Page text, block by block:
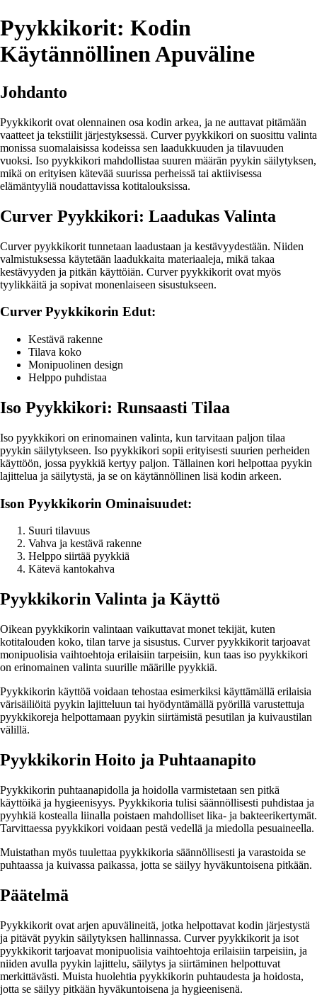
Pyykkikorit: Kodin
Käytännöllinen Apuväline
Johdanto
Pyykkikorit ovat olennainen osa kodin arkea, ja ne auttavat pitämään
vaatteet ja tekstiilit järjestyksessä. Curver pyykkikori on suosittu valinta
monissa suomalaisissa kodeissa sen laadukkuuden ja tilavuuden
vuoksi. Iso pyykkikori mahdollistaa suuren määrän pyykin säilytyksen,
mikä on erityisen kätevää suurissa perheissä tai aktiivisessa
elämäntyyliä noudattavissa kotitalouksissa.
Curver Pyykkikori: Laadukas Valinta
Curver pyykkikorit tunnetaan laadustaan ja kestävyydestään. Niiden
valmistuksessa käytetään laadukkaita materiaaleja, mikä takaa
kestävyyden ja pitkän käyttöiän. Curver pyykkikorit ovat myös
tyylikkäitä ja sopivat monenlaiseen sisustukseen.
Curver Pyykkikorin Edut:
Kestävä rakenne
Tilava koko
Monipuolinen design
Helppo puhdistaa
Iso Pyykkikori: Runsaasti Tilaa
Iso pyykkikori on erinomainen valinta, kun tarvitaan paljon tilaa
pyykin säilytykseen. Iso pyykkikori sopii erityisesti suurien perheiden
käyttöön, jossa pyykkiä kertyy paljon. Tällainen kori helpottaa pyykin
lajittelua ja säilytystä, ja se on käytännöllinen lisä kodin arkeen.
Ison Pyykkikorin Ominaisuudet:
Suuri tilavuus
Vahva ja kestävä rakenne
Helppo siirtää pyykkiä
Kätevä kantokahva
Pyykkikorin Valinta ja Käyttö
Oikean pyykkikorin valintaan vaikuttavat monet tekijät, kuten
kotitalouden koko, tilan tarve ja sisustus. Curver pyykkikorit tarjoavat
monipuolisia vaihtoehtoja erilaisiin tarpeisiin, kun taas iso pyykkikori
on erinomainen valinta suurille määrille pyykkiä.
Pyykkikorin käyttöä voidaan tehostaa esimerkiksi käyttämällä erilaisia
värisäiliöitä pyykin lajitteluun tai hyödyntämällä pyörillä varustettuja
pyykkikoreja helpottamaan pyykin siirtämistä pesutilan ja kuivaustilan
välillä.
Pyykkikorin Hoito ja Puhtaanapito
Pyykkikorin puhtaanapidolla ja hoidolla varmistetaan sen pitkä
käyttöikä ja hygieenisyys. Pyykkikoria tulisi säännöllisesti puhdistaa ja
pyyhkiä kostealla liinalla poistaen mahdolliset lika- ja bakteerikertymät.
Tarvittaessa pyykkikori voidaan pestä vedellä ja miedolla pesuaineella.
Muistathan myös tuulettaa pyykkikoria säännöllisesti ja varastoida se
puhtaassa ja kuivassa paikassa, jotta se säilyy hyväkuntoisena pitkään.
Päätelmä
Pyykkikorit ovat arjen apuvälineitä, jotka helpottavat kodin järjestystä
ja pitävät pyykin säilytyksen hallinnassa. Curver pyykkikorit ja isot
pyykkikorit tarjoavat monipuolisia vaihtoehtoja erilaisiin tarpeisiin, ja
niiden avulla pyykin lajittelu, säilytys ja siirtäminen helpottuvat
merkittävästi. Muista huolehtia pyykkikorin puhtaudesta ja hoidosta,
jotta se säilyy pitkään hyväkuntoisena ja hygieenisenä.